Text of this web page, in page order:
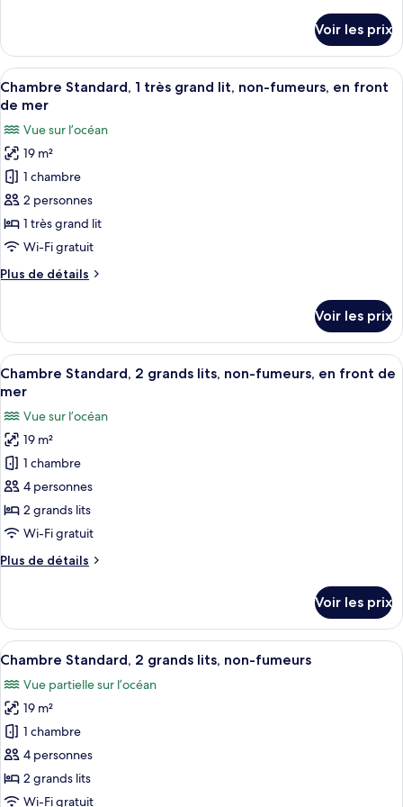
très
grand
lit,
non-
fumeurs
le
type
de
chambre
Standard,
très
grand
lit,
fumeurs
Voir les prix
Afficher
toutes
photos
pour
ce
type
de
chambre :
Standard,
grand
lit,
non-
fumeurs,
en
front
de
mer
Une chambre d’hôtel avec un
9
Chambre Standard, 1 très grand lit, non-fumeurs, en front
de mer
Vue sur l’océan
19 m²
1 chambre
2 personnes
1 très grand lit
Wi-Fi gratuit
Plus de détails
Plus
le
type
de
chambre
Standard,
très
grand
lit,
fumeurs,
en
de
Voir les prix
Afficher
toutes
photos
pour
ce
type
de
chambre :
Standard,
lits,
non-
en
front
de
mer
Un balcon avec vue sur la plage et
9
Chambre Standard, 2 grands lits, non-fumeurs, en front de
mer
Vue sur l’océan
19 m²
1 chambre
4 personnes
2 grands lits
Wi-Fi gratuit
Plus de détails
Plus
le
type
de
Chambre
Standard,
2
grands
lits,
non-
fumeurs,
en
Voir les prix
Afficher
toutes
les
photos
pour
ce
type
de
Une chambre d’hôtel avec deux lits,
8
Chambre Standard, 2 grands lits, non-fumeurs
Vue partielle sur l’océan
19 m²
1 chambre
4 personnes
2 grands lits
Wi-Fi gratuit